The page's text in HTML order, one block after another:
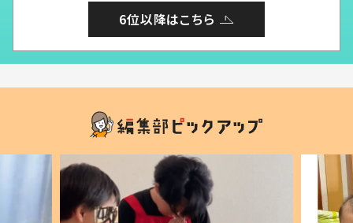
6位以降はこちら